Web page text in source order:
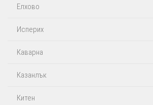
Елхово
Исперих
Каварна
Казанлък
Китен